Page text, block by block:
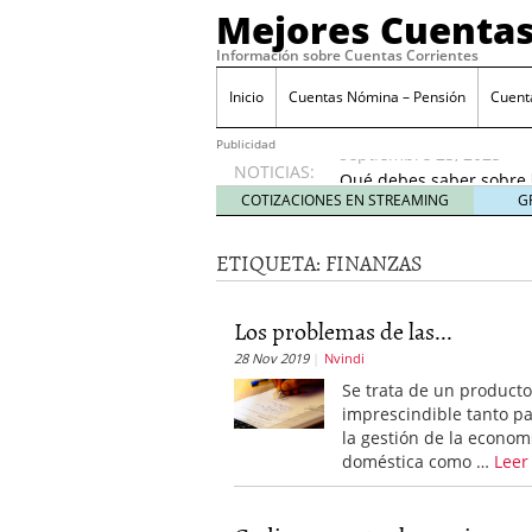
Mejores
Información sobre Cuentas Corrientes
Inicio Cuentas Nómina – Pensión
Publicidad
NOTICIAS:
¿Es seguro tener
diversificar
Cuentas conjuntas vs
Qué debes saber
prácticas bancarias
Cuentas corrientes
Señales de que tu
¿Es seguro tener todo
diversificar septiembre
Cuentas conjuntas vs
septiembre 23, 2025
COTIZACIONES EN STREAMING
ETIQUETA: FINANZAS
Los problemas de las...
28 Nov 2019 Nvindi
Se trata de un producto
imprescindible tanto
la gestión de la
doméstica como … Leer